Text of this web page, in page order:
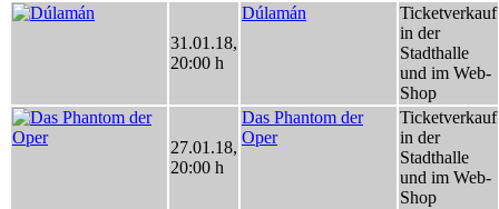
31.01.18,
20:00 h
Dúlamán
Ticketverkauf
in der
Stadthalle
und im Web-
Shop
27.01.18,
20:00 h
Das Phantom der
Oper
Ticketverkauf
in der
Stadthalle
und im Web-
Shop